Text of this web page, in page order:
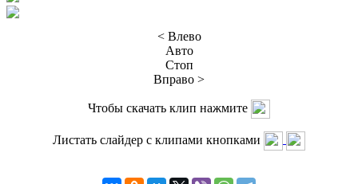
< Влево
Авто
Стоп
Вправо >
Чтобы скачать клип нажмите
Листать слайдер с клипами кнопками